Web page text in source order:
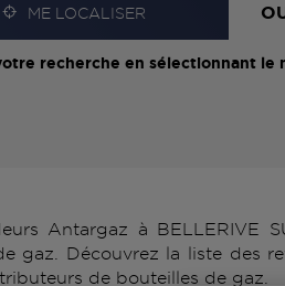
ME LOCALISER
recherche en sélectionnant le
Antargaz à BELLERIVE
gaz. Découvrez la liste des
de bouteilles de gaz.